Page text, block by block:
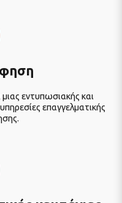
εντυπωσιακής και
επαγγελματικής